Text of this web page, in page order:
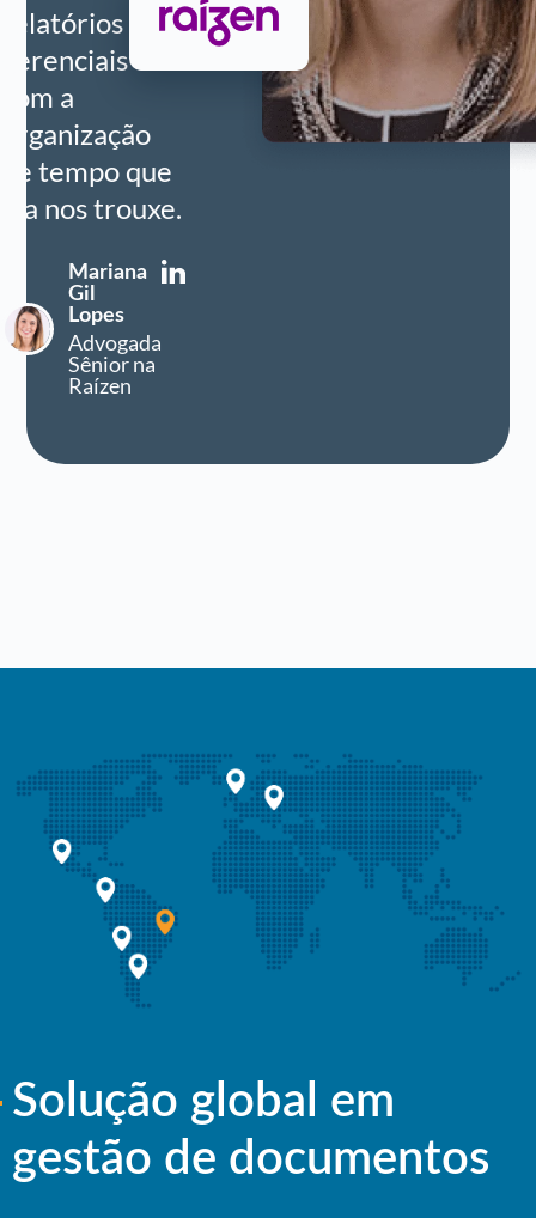
relatórios
gerenciais e
com a
organização
de tempo que
ela nos trouxe.
Mariana
Gil
Lopes
Advogada
Sênior na
Raízen
Solução global em
gestão de documentos